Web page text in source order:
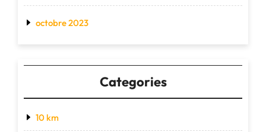
octobre 2023
Categories
10 km